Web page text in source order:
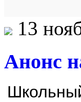
13
Анонс